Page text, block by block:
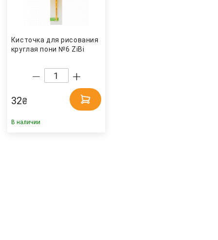
Кисточка для рисования
круглая пони №6 ZiBi
32₴
В наличии